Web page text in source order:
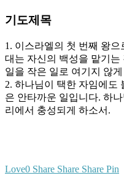
기도제목
1. 이스라엘의 첫 번째 왕으
대는 자신의 백성을 맡기
일을 작은 일로 여기지 않
2. 하나님이 택한 자임에도
은 안타까운 일입니다. 하
리에서 충성되게 하소서.
Love0 Share Share Share Pin